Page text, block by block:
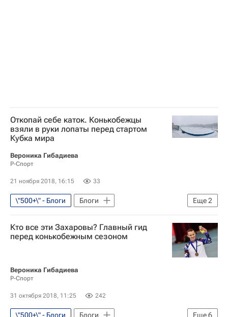
Откопай себе каток. Конькобежцы
взяли в руки лопаты перед стартом
Кубка мира
Вероника Гибадиева
Р-Спорт
21 ноября 2018, 16:15 33
Еще2
\"500+\" - Блоги
Блоги
Конькобежный спорт
Кубок мира по конькобежному спорту
Кто все эти Захаровы? Главный гид
перед конькобежным сезоном
Вероника Гибадиева
Р-Спорт
31 октября 2018, 11:25 242
Еще6
\"500+\" - Блоги Блоги